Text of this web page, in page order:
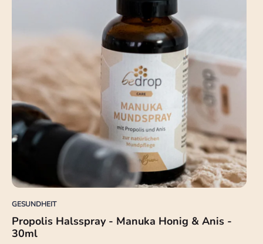
GESUNDHEIT
Propolis Halsspray - Manuka Honig & Anis -
30ml